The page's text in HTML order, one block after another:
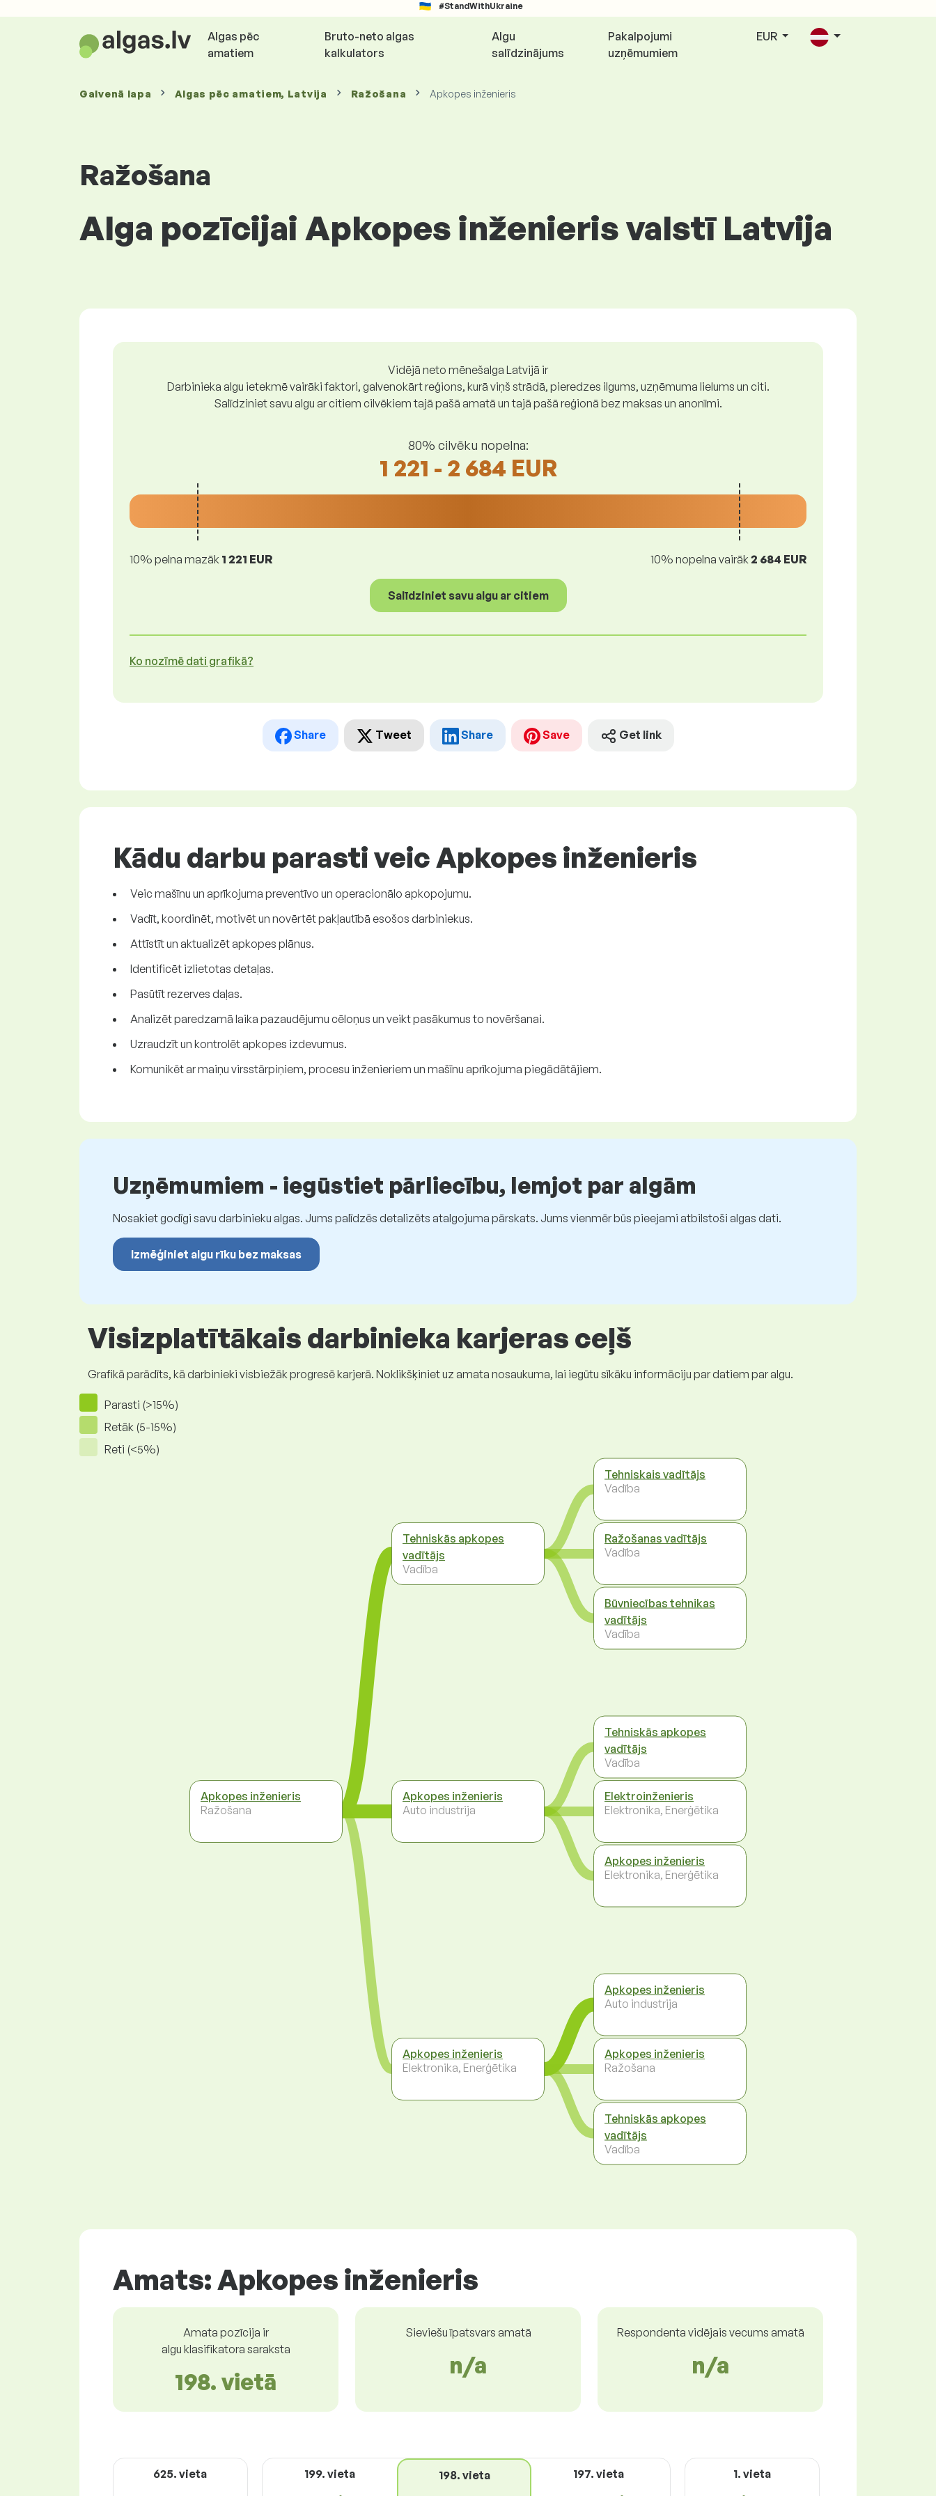
#StandWithUkraine
Algas pēc
amatiem
Bruto-neto algas
kalkulators
Algu
salīdzinājums
Pakalpojumi
uzņēmumiem
EUR
Galvenā lapa Algas pēc amatiem, Latvija Ražošana Apkopes inženieris
Ražošana
Alga pozīcijai Apkopes inženieris valstī Latvija
Vidējā neto mēnešalga Latvijā ir
Darbinieka algu ietekmē vairāki faktori, galvenokārt reģions, kurā viņš strādā, pieredzes ilgums, uzņēmuma lielums un citi.
Salīdziniet savu algu ar citiem cilvēkiem tajā pašā amatā un tajā pašā reģionā bez maksas un anonīmi.
80% cilvēku nopelna:
1 221 - 2 684 EUR
10% pelna mazāk 1 221 EUR 10% nopelna vairāk2 684 EUR
Salīdziniet savu algu ar citiem
Ko nozīmē dati grafikā?
Share Tweet Share Save Get link
Kādu darbu parasti veic Apkopes inženieris
Veic mašīnu un aprīkojuma preventīvo un operacionālo apkopojumu.
Vadīt, koordinēt, motivēt un novērtēt pakļautībā esošos darbiniekus.
Attīstīt un aktualizēt apkopes plānus.
Identificēt izlietotas detaļas.
Pasūtīt rezerves daļas.
Analizēt paredzamā laika pazaudējumu cēloņus un veikt pasākumus to novēršanai.
Uzraudzīt un kontrolēt apkopes izdevumus.
Komunikēt ar maiņu virsstārpiņiem, procesu inženieriem un mašīnu aprīkojuma piegādātājiem.
Uzņēmumiem - iegūstiet pārliecību, lemjot par algām
Nosakiet godīgi savu darbinieku algas. Jums palīdzēs detalizēts atalgojuma pārskats. Jums vienmēr būs pieejami atbilstoši algas dati.
Izmēģiniet algu rīku bez maksas
Visizplatītākais darbinieka karjeras ceļš
Grafikā parādīts, kā darbinieki visbiežāk progresē karjerā. Noklikšķiniet uz amata nosaukuma, lai iegūtu sīkāku informāciju par datiem par algu.
Parasti (>15%)
Retāk (5-15%)
Reti (<5%)
Apkopes inženieris
Ražošana
Tehniskās apkopes
vadītājs
Vadība
Apkopes inženieris
Auto industrija
Apkopes inženieris
Elektronika, Enerģētika
Tehniskais vadītājs
Vadība
Ražošanas vadītājs
Vadība
Būvniecības tehnikas
vadītājs
Vadība
Tehniskās apkopes
vadītājs
Vadība
Elektroinženieris
Elektronika, Enerģētika
Apkopes inženieris
Elektronika, Enerģētika
Apkopes inženieris
Auto industrija
Apkopes inženieris
Ražošana
Tehniskās apkopes
vadītājs
Vadība
Amats: Apkopes inženieris
Amata pozīcija ir
algu klasifikatora saraksta
198. vietā
Sieviešu īpatsvars amatā
n/a
Respondenta vidējais vecums amatā
n/a
625. vieta 199. vieta 198. vieta 197. vieta 1. vieta